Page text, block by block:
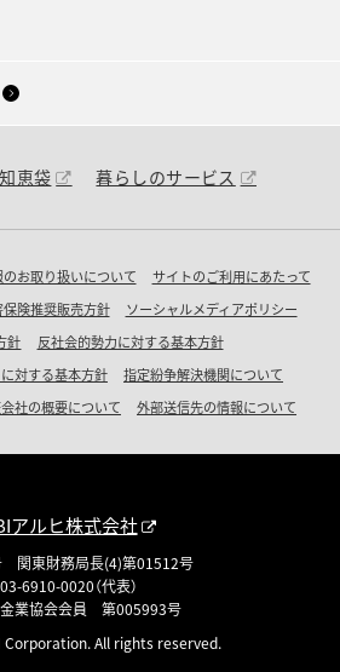
恵袋 暮らしのサービス
お取り扱いについて
サイトのご利用にあたって
保険推奨販売方針
ソーシャルメディアポリシー
針
反社会的勢力に対する基本方針
対する基本方針
指定紛争解決機関について
社の概要について
外部送信先の情報について
アルヒ株式会社
関東財務局長(4)第01512号
03-6910-0020（代表）
金業協会会員 第005993号
Corporation. All rights reserved.